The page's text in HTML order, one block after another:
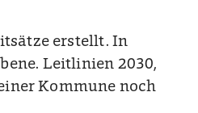
erstellt. In
Leitlinien 2030,
Kommune noch